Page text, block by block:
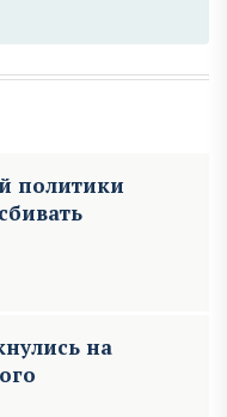
политики
на